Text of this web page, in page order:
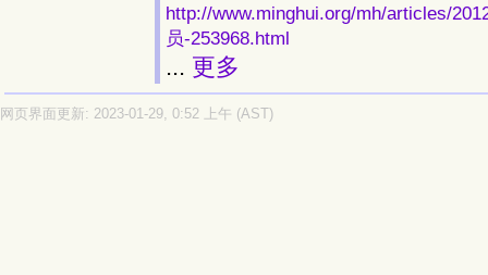
http://www.minghui.org/mh/articles/
员-253968.html
... 更多
网页界面更新: 2023-01-29, 0:52 上午 (AST)